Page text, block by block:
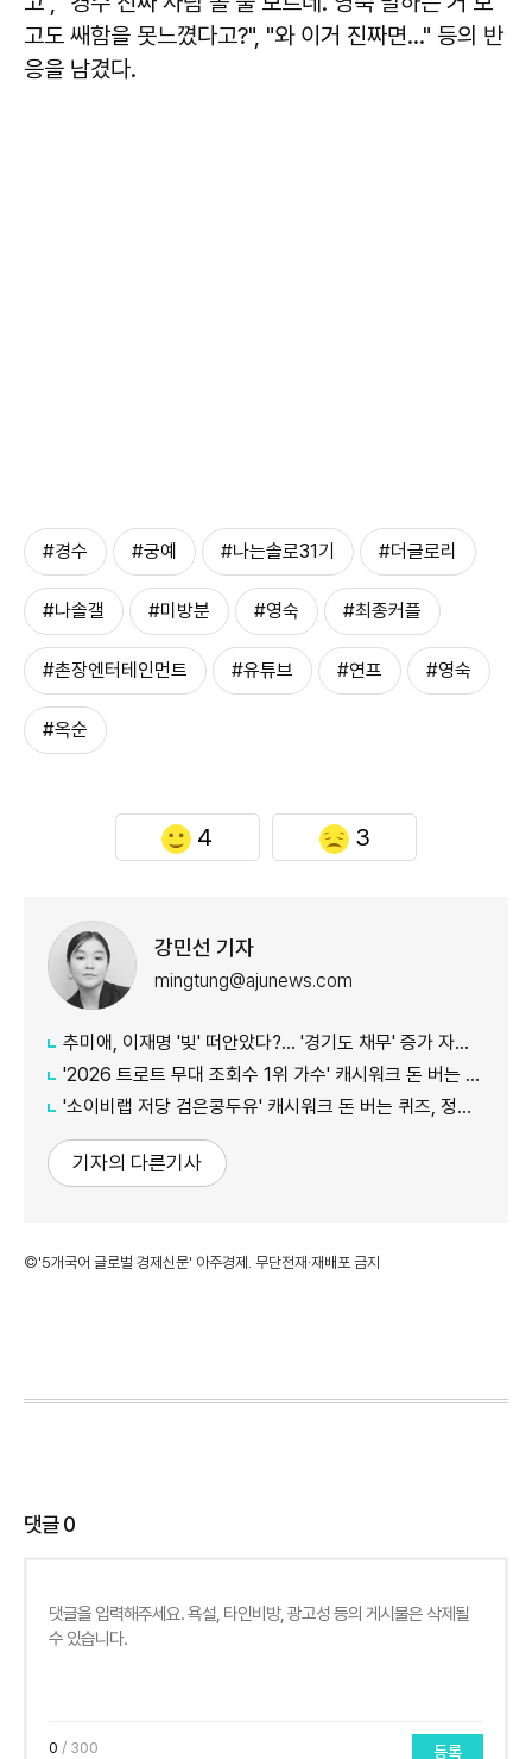
고도 쌔함을 못느꼈다고?", "와 이거 진짜면..." 등의 반
응을 남겼다.
#경수 #궁예 #나는솔로31기 #더글로리
#나솔갤 #미방분 #영숙 #최종커플
#촌장엔터테인먼트 #유튜브 #연프 #영숙
#옥순
4 3
강민선 기자
mingtung@ajunews.com
추미애, 이재명 '빚' 떠안았다?… '경기도 채무' 증가 자료 실시간 확산
'2026 트로트 무대 조회수 1위 가수' 캐시워크 돈 버는 퀴즈, 정답은?
'소이비랩 저당 검은콩두유' 캐시워크 돈 버는 퀴즈, 정답은?
기자의 다른기사
©'5개국어 글로벌 경제신문' 아주경제. 무단전재·재배포 금지
댓글0
0 / 300 등록